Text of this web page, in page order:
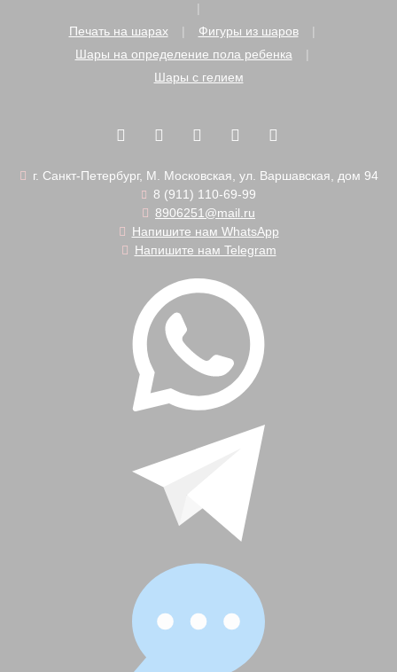
Печать на шарах
Фигуры из шаров
Шары на определение пола ребенка
Шары с гелием
г. Санкт-Петербург, М. Московская, ул. Варшавская, дом 94
8 (911) 110-69-99
8906251@mail.ru
Напишите нам WhatsApp
Напишите нам Telegram